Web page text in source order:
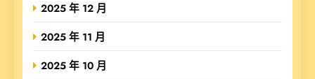
2025 年 12 月
2025 年 11 月
2025 年 10 月